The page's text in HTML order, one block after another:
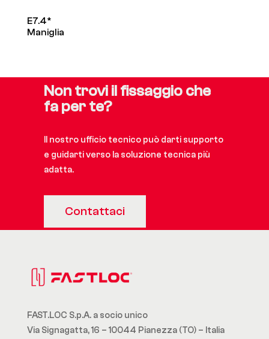
E7.4*
Maniglia
Non trovi il fissaggio che
fa per te?
Il nostro ufficio tecnico può darti supporto
e guidarti verso la soluzione tecnica più
adatta.
Contattaci
FAST.LOC S.p.A. a socio unico
Via Signagatta, 16 – 10044 Pianezza (TO) – Italia